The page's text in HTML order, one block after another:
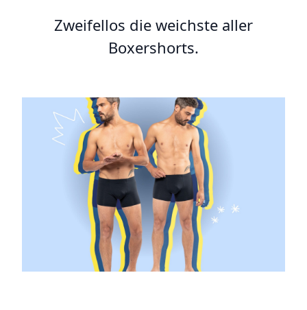
Zweifellos die weichste aller
Boxershorts.